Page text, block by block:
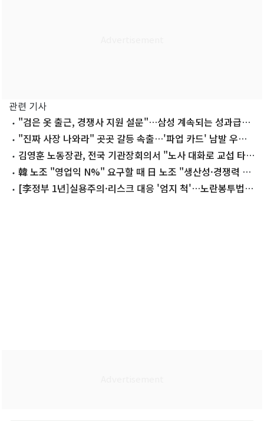
관련 기사
"검은 옷 출근, 경쟁사 지원 설문"…삼성 계속되는 성과급
'후유증'
"진짜 사장 나와라" 곳곳 갈등 속출…'파업 카드' 남발 우려
현실로
김영훈 노동장관, 전국 기관장회의서 "노사 대화로 교섭 타결
지원"
韓 노조 "영업익 N%" 요구할 때 日 노조 "생산성·경쟁력 제
고" 외쳐
[李정부 1년]실용주의·리스크 대응 '엄지 척'…노란봉투법